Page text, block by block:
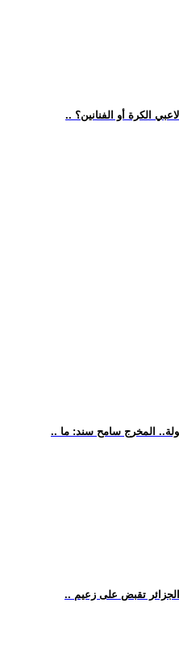
الكرة أو الفنانين؟
المخرج سامح سند: ما
تقبض على زعيم